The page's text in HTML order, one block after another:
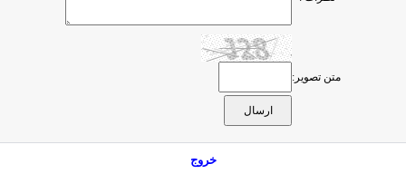
متن تصویر:
خروج